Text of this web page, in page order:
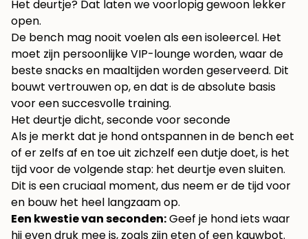
Het deurtje? Dat laten we voorlopig gewoon lekker
open.
De bench mag nooit voelen als een isoleercel. Het
moet zijn persoonlijke VIP-lounge worden, waar de
beste snacks en maaltijden worden geserveerd. Dit
bouwt vertrouwen op, en dat is de absolute basis
voor een succesvolle training.
Het deurtje dicht, seconde voor seconde
Als je merkt dat je hond ontspannen in de bench eet
of er zelfs af en toe uit zichzelf een dutje doet, is het
tijd voor de volgende stap: het deurtje even sluiten.
Dit is een cruciaal moment, dus neem er de tijd voor
en bouw het heel langzaam op.
Een kwestie van seconden:Geef je hond iets waar
hij even druk mee is, zoals zijn eten of een kauwbot.